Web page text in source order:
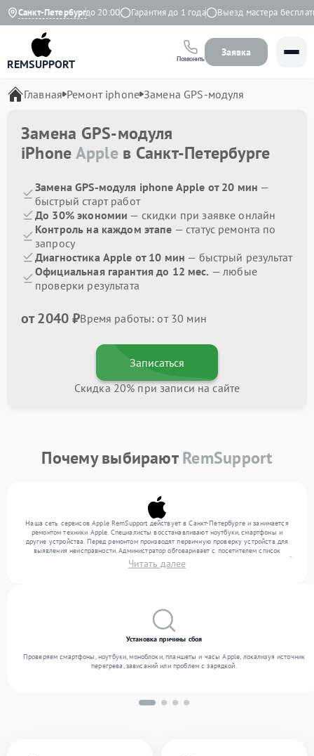
Санкт-Петербург
с 9:00 до 20:00 Гарантия до 1 года Выезд мастера бесплатно
REMSUPPORT Позвонить
Заявка
Главная Ремонт iphone Замена GPS-модуля
Замена GPS-модуля
iPhoneAppleв Санкт-Петербурге
Замена GPS-модуля iphone Apple от 20 мин —
быстрый старт работ
До 30% экономии — скидки при заявке онлайн
Контроль на каждом этапе — статус ремонта по
запросу
Диагностика Apple от 10 мин — быстрый результат
Официальная гарантия до 12 мес. — любые
проверки результата
от 2040 ₽Время работы: от 30 мин
Записаться
Скидка 20% при записи на сайте
Почему выбираютRemSupport
Наша сеть сервисов Apple RemSupport действует в Санкт-Петербурге и занимается
ремонтом техники Apple. Специалисты восстанавливают ноутбуки, смартфоны и
другие устройства. Перед ремонтом производят первичную проверку устройств для
выявления неисправности. Администратор обговаривает с посетителем список
нужных услуг и цену. Только потом техники осуществляют восстановление с заменой
запчастей по необходимости. По окончании работ их качество подтверждается
Читать далее
Установка причины сбоя
Проверяем смартфоны, ноутбуки, моноблоки, планшеты и часы Apple, локализуя источник
перегрева, зависаний или проблем с зарядкой.